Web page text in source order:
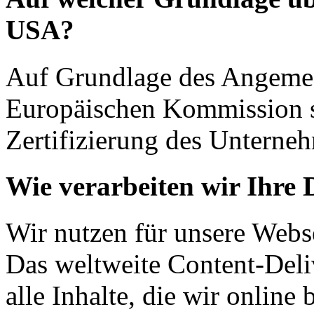
USA?
Auf Grundlage des
Europäischen Kommission
Zertifizierung des
Wie verarbeiten wir Ihre
Wir nutzen für unsere
Das weltweite Content-
alle Inhalte, die wir online